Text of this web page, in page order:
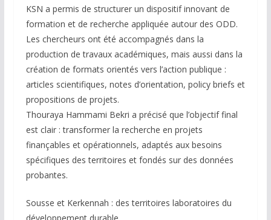
KSN a permis de structurer un dispositif innovant de
formation et de recherche appliquée autour des ODD.
Les chercheurs ont été accompagnés dans la
production de travaux académiques, mais aussi dans la
création de formats orientés vers l’action publique :
articles scientifiques, notes d’orientation, policy briefs et
propositions de projets.
Thouraya Hammami Bekri a précisé que l’objectif final
est clair : transformer la recherche en projets
finançables et opérationnels, adaptés aux besoins
spécifiques des territoires et fondés sur des données
probantes.
Sousse et Kerkennah : des territoires laboratoires du
développement durable